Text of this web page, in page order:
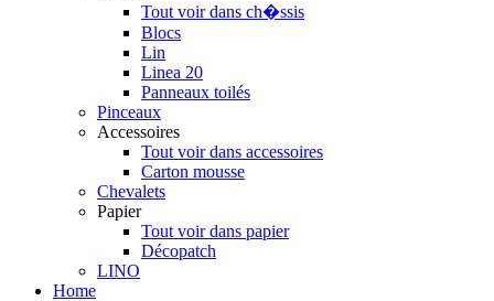
Tout voir dans ch�ssis
Blocs
Lin
Linea 20
Panneaux toilés
Pinceaux
Accessoires
Tout voir dans accessoires
Carton mousse
Chevalets
Papier
Tout voir dans papier
Décopatch
LINO
Home